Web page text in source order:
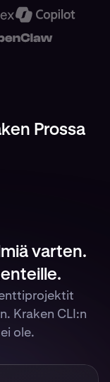
Prossa
varten.
Kraken CLI:n
ole.